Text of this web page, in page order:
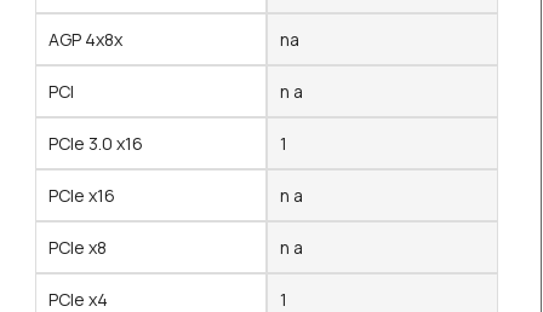
AGP 4x8x na
PCI n a
PCIe 3.0 x16 1
PCIe x16 n a
PCIe x8 n a
PCIe x4 1